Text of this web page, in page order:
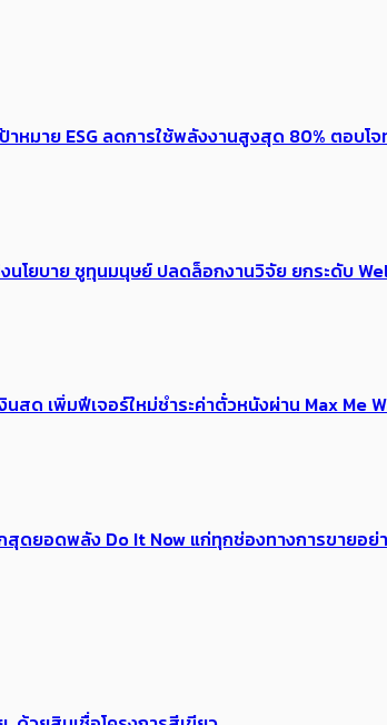
หมาย ESG ลดการใช้พลังงานสูงสุด 80% ตอบโ
โยบาย ชูทุนมนุษย์ ปลดล็อกงานวิจัย ยกระดับ
สด เพิ่มฟีเจอร์ใหม่ชำระค่าตั๋วหนังผ่าน Max
สุดยอดพลัง Do It Now แก่ทุกช่องทางการขาย